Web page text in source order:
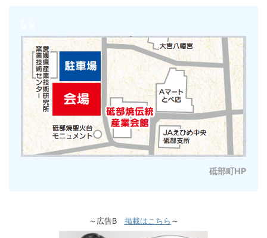
砥部町HP
～広告B 掲載はこちら ～